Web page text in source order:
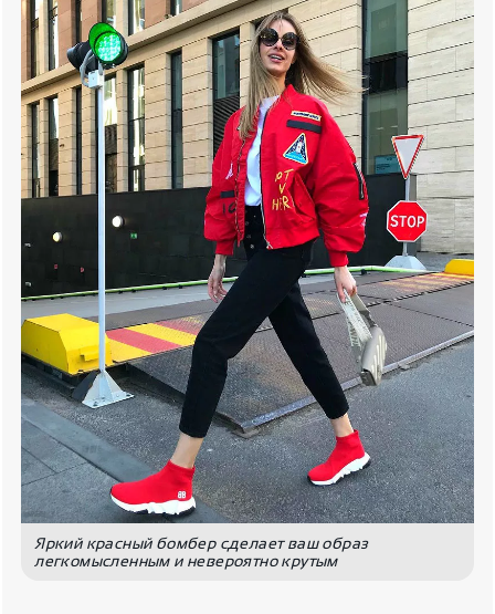
Яркий красный бомбер сделает ваш образ
легкомысленным и невероятно крутым